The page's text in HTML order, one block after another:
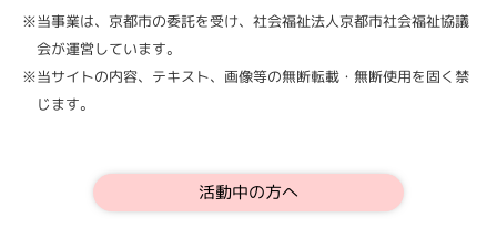
※当事業は、京都市の委託を受け、社会福祉法人京都市社会福祉協議
会が運営しています。
※当サイトの内容、テキスト、画像等の無断転載・無断使用を固く禁
じます。
活動中の方へ